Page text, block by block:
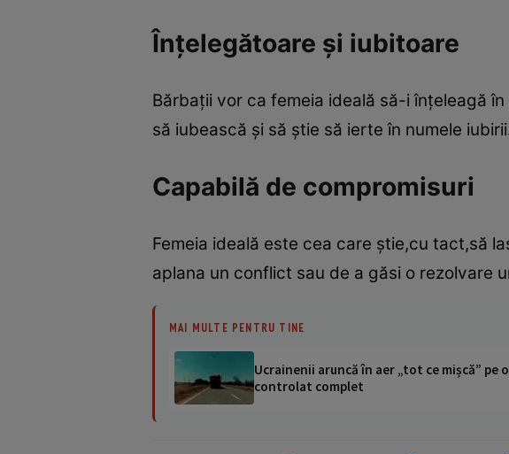
Înţelegătoare şi iubitoare
Bărbaţii vor ca femeia ideală să-i înţeleagă
să iubească şi să ştie să ierte în numele
Capabilă de compromisuri
Femeia ideală este cea care ştie,cu tact,să
aplana un conflict sau de a găsi o rezolvare
MAI MULTE PENTRU TINE
Ucrainenii aruncă în aer „tot ce mișcă”
controlat complet